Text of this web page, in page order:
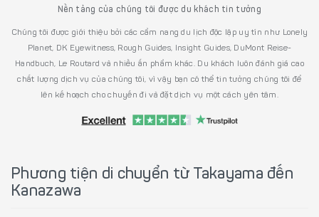
Nền tảng của chúng tôi được du khách tin tưởng
Chúng tôi được giới thiệu bởi các cẩm nang du lịch độc lập uy tín như Lonely
Planet, DK Eyewitness, Rough Guides, Insight Guides, DuMont Reise-
Handbuch, Le Routard và nhiều ấn phẩm khác. Du khách luôn đánh giá cao
chất lượng dịch vụ của chúng tôi, vì vậy bạn có thể tin tưởng chúng tôi để
lên kế hoạch cho chuyến đi và đặt dịch vụ một cách yên tâm.
Phương tiện di chuyển từ Takayama đến
Kanazawa